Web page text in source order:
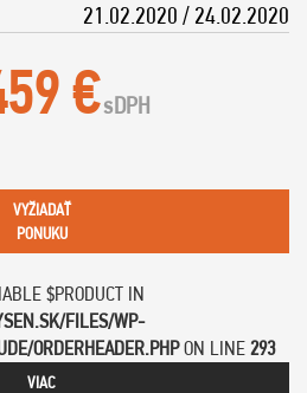
21.02.2020 / 24.02.2020
€sDPH
VYŽIADAŤ
PONUKU
$PRODUCT IN
FILES/WP-
ORDERHEADER.PHPON LINE 293
VIAC